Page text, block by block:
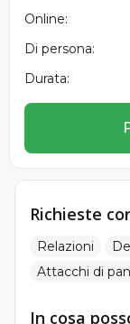
Online:
Di persona:
Durata:
Richieste
Relazioni
Attacchi di
In cosa